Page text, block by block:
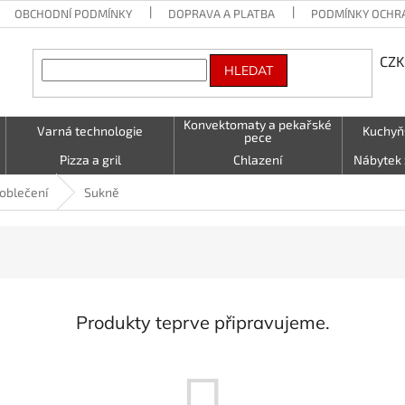
OBCHODNÍ PODMÍNKY DOPRAVA A PLATBA PODMÍNKY
HLEDAT
CZK
Varná technologie
Konvektomaty a pekařské
pece
Pizza a gril Chlazení Nábytek
Vzduchotechnika
Sukně
Produkty teprve připravujeme.